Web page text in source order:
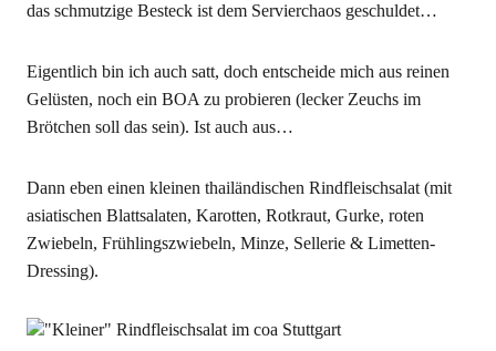
das schmutzige Besteck ist dem Servierchaos geschuldet…
Eigentlich bin ich auch satt, doch entscheide mich aus reinen
Gelüsten, noch ein BOA zu probieren (lecker Zeuchs im
Brötchen soll das sein). Ist auch aus…
Dann eben einen kleinen thailändischen Rindfleischsalat (mit
asiatischen Blattsalaten, Karotten, Rotkraut, Gurke, roten
Zwiebeln, Frühlingszwiebeln, Minze, Sellerie & Limetten-
Dressing).